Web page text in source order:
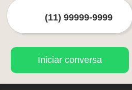
Iniciar conversa